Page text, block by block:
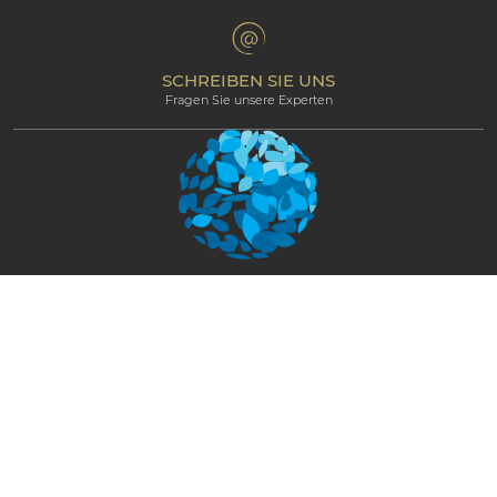
Partnerprogramm
Professional corner
Bedingungen & Konditionen
SCHREIBEN SIE UNS
Fragen Sie unsere Experten